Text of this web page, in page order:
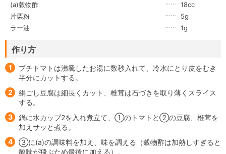
(a)穀物酢
18cc
片栗粉
5g
ラー油
1g
作り方
1
プチトマトは沸騰したお湯に数秒入れて、冷水にとり皮をむき
半分にカットする。
2
絹ごし豆腐は細長くカット、椎茸は石づきを取り薄くスライス
する。
3
鍋に水カップ2を入れ煮立て、①のトマトと②の豆腐、椎茸を
加えサッと煮る。
4
③に(a)の調味料を加え、味を調える（穀物酢は加熱しすぎると
酸味が飛ぶため最後に加える）。